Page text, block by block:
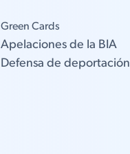
Green Cards
Apelaciones de la BIA
Defensa de deportación